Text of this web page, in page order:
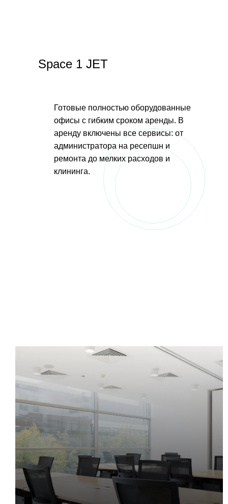
Space 1 JET
Готовые полностью оборудованные
офисы с гибким сроком аренды. В
аренду включены все сервисы: от
администратора на ресепшн и
ремонта до мелких расходов и
клининга.